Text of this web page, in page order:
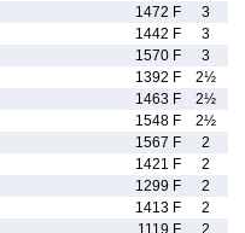
1472 F
3
1442 F
3
1570 F
3
1392 F
2½
1463 F
2½
1548 F
2½
1567 F
2
1421 F
2
1299 F
2
1413 F
2
1119 F 2